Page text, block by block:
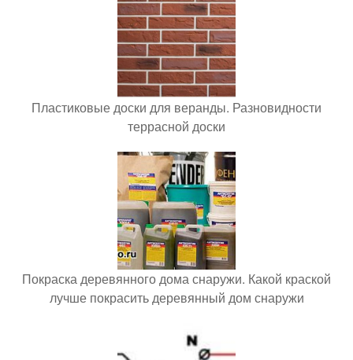
Пластиковые доски для веранды. Разновидности
террасной доски
Покраска деревянного дома снаружи. Какой краской
лучше покрасить деревянный дом снаружи